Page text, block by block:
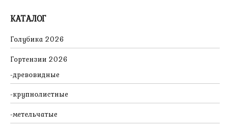
КАТАЛОГ
Голубика 2026
Гортензии 2026
древовидные
крупнолистные
метельчатые